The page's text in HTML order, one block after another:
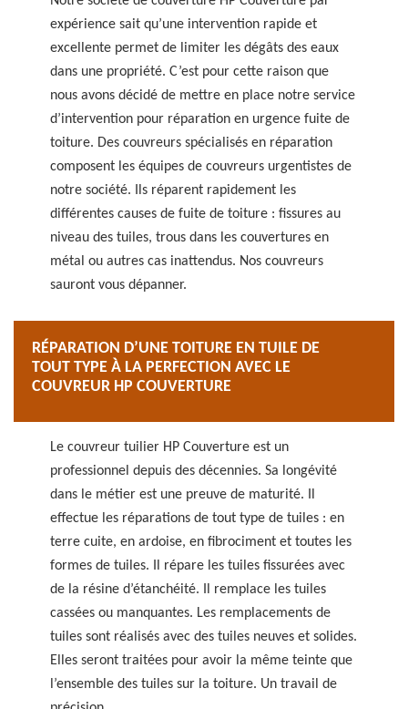
expérience sait qu’une intervention rapide et
excellente permet de limiter les dégâts des eaux
dans une propriété. C’est pour cette raison que
nous avons décidé de mettre en place notre service
d’intervention pour réparation en urgence fuite de
toiture. Des couvreurs spécialisés en réparation
composent les équipes de couvreurs urgentistes de
notre société. Ils réparent rapidement les
différentes causes de fuite de toiture : fissures au
niveau des tuiles, trous dans les couvertures en
métal ou autres cas inattendus. Nos couvreurs
sauront vous dépanner.
RÉPARATION D’UNE TOITURE EN TUILE DE
TOUT TYPE À LA PERFECTION AVEC LE
COUVREUR HP COUVERTURE
Le couvreur tuilier HP Couverture est un
professionnel depuis des décennies. Sa longévité
dans le métier est une preuve de maturité. Il
effectue les réparations de tout type de tuiles : en
terre cuite, en ardoise, en fibrociment et toutes les
formes de tuiles. Il répare les tuiles fissurées avec
de la résine d’étanchéité. Il remplace les tuiles
cassées ou manquantes. Les remplacements de
tuiles sont réalisés avec des tuiles neuves et solides.
Elles seront traitées pour avoir la même teinte que
l’ensemble des tuiles sur la toiture. Un travail de